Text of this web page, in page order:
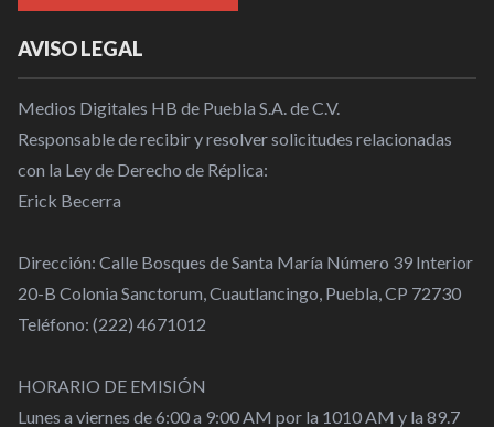
AVISO LEGAL
Medios Digitales HB de Puebla S.A. de C.V.
Responsable de recibir y resolver solicitudes relacionadas
con la Ley de Derecho de Réplica:
Erick Becerra
Dirección: Calle Bosques de Santa María Número 39 Interior
20-B Colonia Sanctorum, Cuautlancingo, Puebla, CP 72730
Teléfono: (222) 4671012
HORARIO DE EMISIÓN
Lunes a viernes de 6:00 a 9:00 AM por la 1010 AM y la 89.7